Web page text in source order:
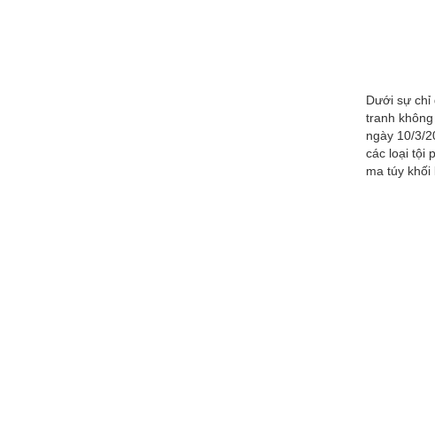
Dưới sự chỉ
tranh
ngày 10/3/
các loại tội
ma túy khối